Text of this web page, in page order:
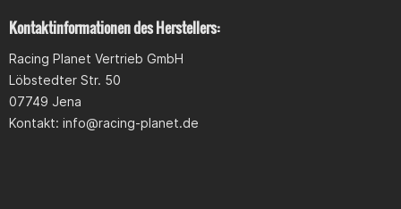
Es ist eine Leistungssteigerung beschrieben. Mein Moped fährt
Daniel Eisel
Kontaktinformationen des Herstellers:
Racing Planet Vertrieb GmbH
Löbstedter Str. 50
07749 Jena
Kontakt: info@racing-planet.de